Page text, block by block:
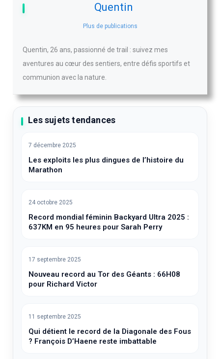
Quentin
Plus de publications
Quentin, 26 ans, passionné de trail : suivez mes
aventures au cœur des sentiers, entre défis sportifs et
communion avec la nature.
Les sujets tendances
7 décembre 2025
Les exploits les plus dingues de l’histoire du
Marathon
24 octobre 2025
Record mondial féminin Backyard Ultra 2025 :
637KM en 95 heures pour Sarah Perry
17 septembre 2025
Nouveau record au Tor des Géants : 66H08
pour Richard Victor
11 septembre 2025
Qui détient le record de la Diagonale des Fous
? François D’Haene reste imbattable